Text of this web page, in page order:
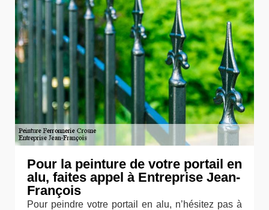
Pour la peinture de votre portail en
alu, faites appel à Entreprise Jean-
François
Pour peindre votre portail en alu, n’hésitez pas à